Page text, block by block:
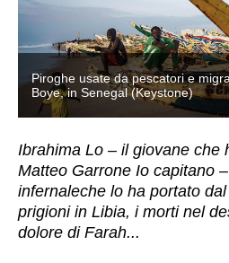
Piroghe usate da pescatori e
Boye, in Senegal (Keystone)
Ibrahima Lo – il giovane che
Matteo Garrone Io capitano
infernaleche lo ha portato
prigioni in Libia, i morti nel
dolore di Farah...